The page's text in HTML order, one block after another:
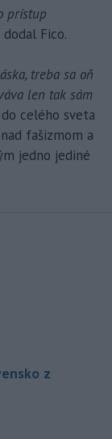
prístup
dodal Fico.
treba sa oň
len tak sám
celého sveta
fašizmom a
jedno jediné
z